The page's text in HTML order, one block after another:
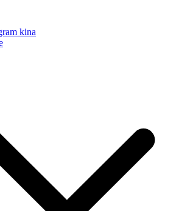
kina